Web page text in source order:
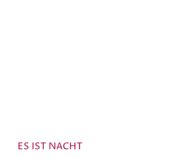
ES IST NACHT